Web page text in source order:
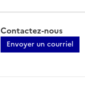
Contactez-nous
Envoyer un courriel